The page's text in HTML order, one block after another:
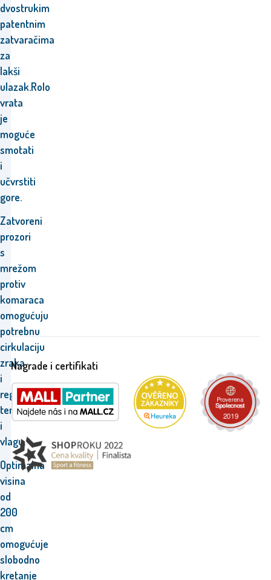
dvostrukim
patentnim
zatvaračima
za
lakši
ulazak.Rolo
vrata
je
moguće
smotati
i
učvrstiti
gore.
Zatvoreni
prozori
s
mrežom
protiv
komaraca
omogućuju
potrebnu
cirkulaciju
zraka
i
reguliraju
temperaturu
i
vlagu.
Optimalna
visina
od
200
cm
omogućuje
slobodno
kretanje
Nagrade i certifikati